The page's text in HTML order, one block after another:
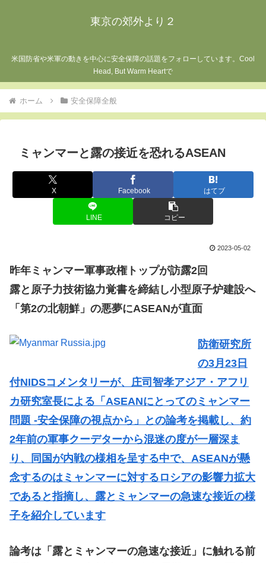
東京の郊外より２
米国防省や米軍の動きを中心に安全保障の話題をフォローしています。Cool
Head, But Warm Heartで
ホーム 安全保障全般
ミャンマーと露の接近を恐れるASEAN
X Facebook はてブ
LINE コピー
2023-05-02
昨年ミャンマー軍事政権トップが訪露2回
露と原子力技術協力覚書を締結し小型原子炉建設へ
「第2の北朝鮮」の悪夢にASEANが直面
防衛研究所
の3月23日
付NIDSコメンタリーが、庄司智孝アジア・アフリ
カ研究室長による「ASEANにとってのミャンマー
問題 -安全保障の視点から」との論考を掲載し、約
2年前の軍事クーデターから混迷の度が一層深ま
り、同国が内戦の様相を呈する中で、ASEANが懸
念するのはミャンマーに対するロシアの影響力拡大
であると指摘し、露とミャンマーの急速な接近の様
子を紹介しています
論考は「露とミャンマーの急速な接近」に触れる前